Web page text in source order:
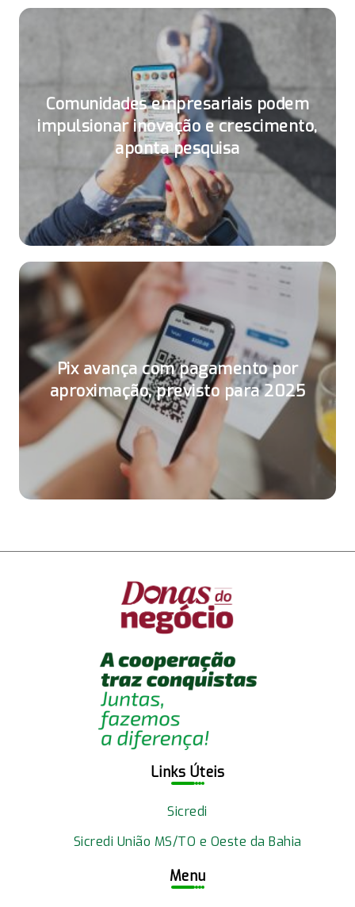
Comunidades empresariais podem
impulsionar inovação e crescimento,
aponta pesquisa
Pix avança com pagamento por
aproximação, previsto para 2025
Links Úteis
Sicredi
Sicredi União MS/TO e Oeste da Bahia
Menu